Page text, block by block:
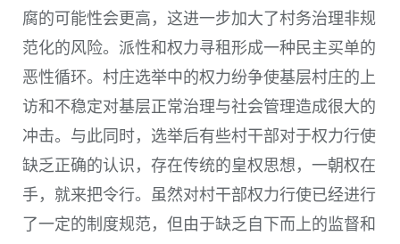
腐的可能性会更高，这进一步加大了村务治理非规
范化的风险。派性和权力寻租形成一种民主买单的
恶性循环。村庄选举中的权力纷争使基层村庄的上
访和不稳定对基层正常治理与社会管理造成很大的
冲击。与此同时，选举后有些村干部对于权力行使
缺乏正确的认识，存在传统的皇权思想，一朝权在
手，就来把令行。虽然对村干部权力行使已经进行
了一定的制度规范，但由于缺乏自下而上的监督和